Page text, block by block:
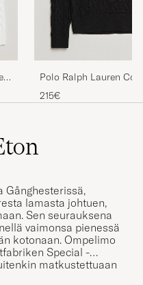
Polo Ralph Lauren
Pullover Polo Black
215€
Gånghesterissä,
lamasta johtuen,
Sen seurauksena
vaimonsa pienessä
kotonaan. Ompelimo
Special -
matkustettuaan
mieliinsä ja he